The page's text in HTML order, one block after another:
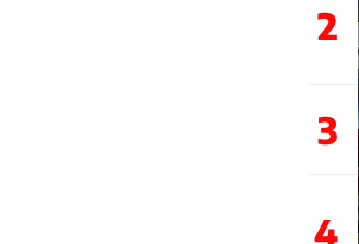
2
3
4